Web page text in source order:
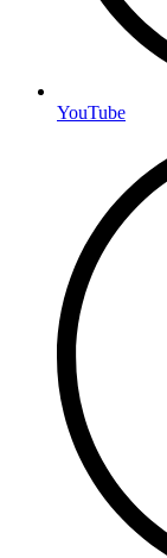
YouTube